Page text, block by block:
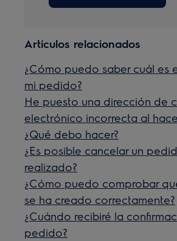
Artículos relacionados
¿Cómo puedo saber cuál es
mi pedido?
He puesto una dirección de
electrónico incorrecta al
¿Qué debo hacer?
¿Es posible cancelar un
realizado?
¿Cómo puedo comprobar
se ha creado correctamente?
¿Cuándo recibiré la
pedido?